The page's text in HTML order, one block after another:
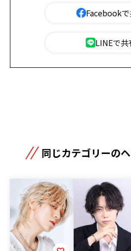
Facebook
LINEで共
同じカテゴリーの